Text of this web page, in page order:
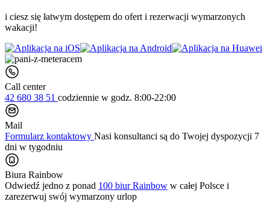
i ciesz się łatwym dostępem do ofert i rezerwacji wymarzonych
wakacji!
Call center
42 680 38 51 codziennie w godz. 8:00-22:00
Mail
Formularz kontaktowy Nasi konsultanci są do Twojej dyspozycji 7
dni w tygodniu
Biura Rainbow
Odwiedź jedno z ponad 100 biur Rainbow w całej Polsce i
zarezerwuj swój wymarzony urlop